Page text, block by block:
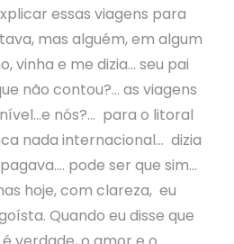
essas viagens para
mas alguém, em algum
vinha e me dizia… seu pai
não contou?… as viagens
nós?… para o litoral
nada internacional… dizia
pode ser que sim…
hoje, com clareza, eu
Quando eu disse que